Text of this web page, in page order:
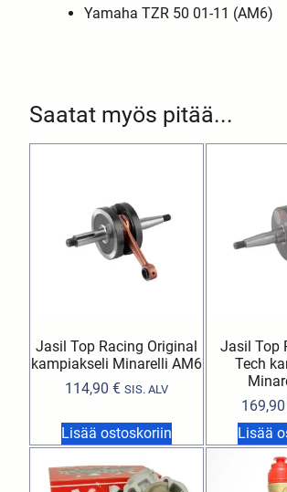
Saatat myös pitää...
Jasil Top Racing Original
kampiakseli Minarelli AM6
114,90€ SIS. ALV
Lisää ostoskoriin
Jasil Top
Tech
169,90
Lisää
Yamaha TZR 50 01-11 (AM6)